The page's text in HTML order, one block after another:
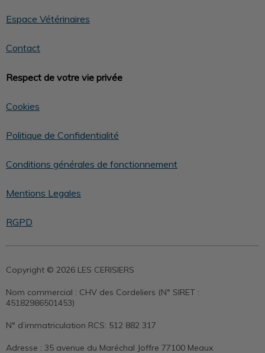
Espace Vétérinaires
Contact
Respect de votre vie privée
Cookies
Politique de Confidentialité
Conditions générales de fonctionnement
Mentions Legales
RGPD
Copyright © 2026 LES CERISIERS
Nom commercial : CHV des Cordeliers (N° SIRET :
45182986501453)
N° d’immatriculation RCS: 512 882 317
Adresse : 35 avenue du Maréchal Joffre 77100 Meaux